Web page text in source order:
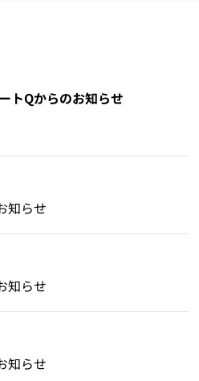
トQからのお知らせ
知らせ
知らせ
知らせ